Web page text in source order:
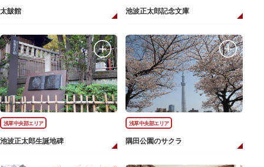
太皷館 池波正太郎記念文庫
浅草中央部エリア
池波正太郎生誕地碑
浅草中央部エリア
隅田公園のサクラ